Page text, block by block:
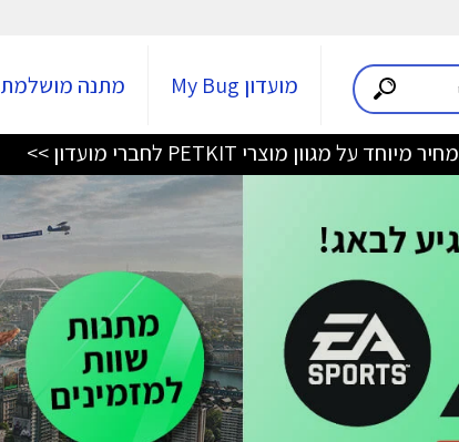
מועדון My Bug מתנה מושלמת
מחיר מיוחד על מגוון מוצרי PETKIT לחברי מועדון >>